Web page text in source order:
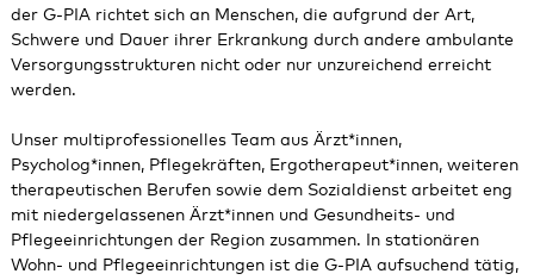
der G-PIA richtet sich an Menschen, die aufgrund der Art,
Schwere und Dauer ihrer Erkrankung durch andere ambulante
Versorgungsstrukturen nicht oder nur unzureichend erreicht
werden.
Unser multiprofessionelles Team aus Ärzt*innen,
Psycholog*innen, Pflegekräften, Ergotherapeut*innen, weiteren
therapeutischen Berufen sowie dem Sozialdienst arbeitet eng
mit niedergelassenen Ärzt*innen und Gesundheits- und
Pflegeeinrichtungen der Region zusammen. In stationären
Wohn- und Pflegeeinrichtungen ist die G-PIA aufsuchend tätig,